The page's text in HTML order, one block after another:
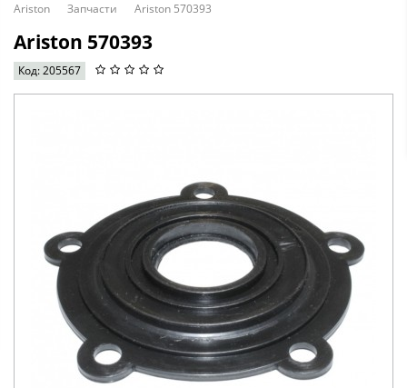
Ariston Запчасти Ariston 570393
Ariston 570393
Код: 205567